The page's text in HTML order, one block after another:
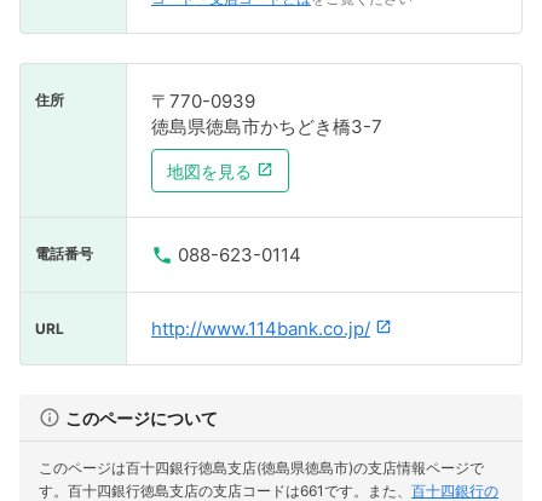
住所
〒770-0939
徳島県徳島市かちどき橋3-7
地図を見る
電話番号 088-623-0114
URL http://www.114bank.co.jp/
このページについて
このページは百十四銀行徳島支店(徳島県徳島市)の支店情報ページで
す。 百十四銀行徳島支店の支店コードは661です。 また、 百十四銀行の